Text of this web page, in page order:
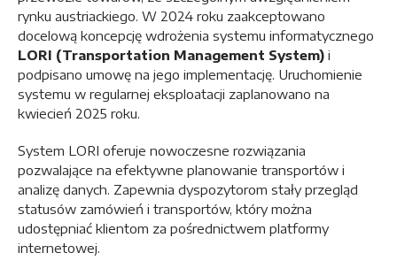
rynku austriackiego. W 2024 roku zaakceptowano
docelową koncepcję wdrożenia systemu informatycznego
LORI (Transportation Management System) i
podpisano umowę na jego implementację. Uruchomienie
systemu w regularnej eksploatacji zaplanowano na
kwiecień 2025 roku.
System LORI oferuje nowoczesne rozwiązania
pozwalające na efektywne planowanie transportów i
analizę danych. Zapewnia dyspozytorom stały przegląd
statusów zamówień i transportów, który można
udostępniać klientom za pośrednictwem platformy
internetowej.